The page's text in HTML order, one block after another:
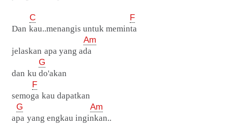
C
F
Dan kau..menangis untuk meminta
Am
jelaskan apa yang ada
G
dan ku do'akan
F
semoga kau dapatkan
G
Am
apa yang engkau inginkan..